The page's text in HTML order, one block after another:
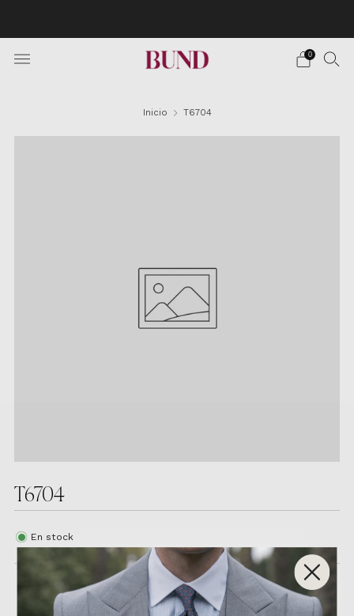
0
Inicio T6704
T6704
En stock